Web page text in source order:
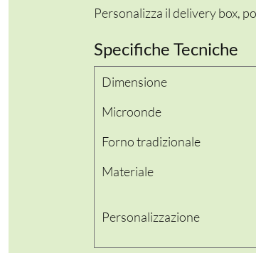
PER LA TAVOLA
Personalizza il delivery box,
Specifiche Tecniche
Dimensione
Microonde
Forno tradizionale
Materiale
Personalizzazione